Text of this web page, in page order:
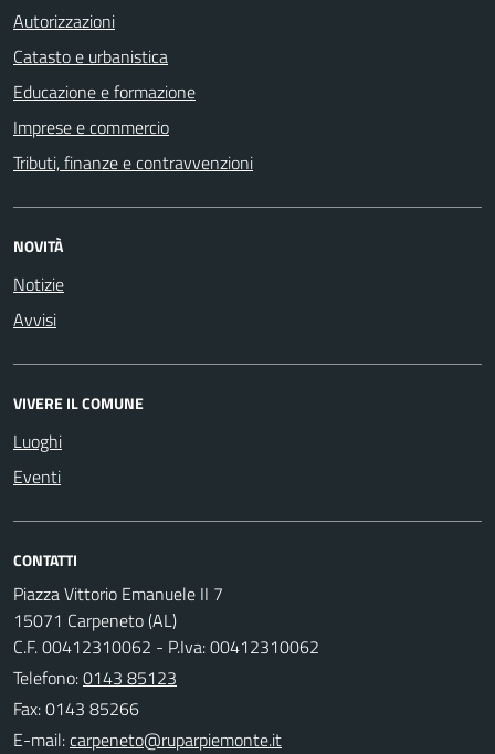
Autorizzazioni
Catasto e urbanistica
Educazione e formazione
Imprese e commercio
Tributi, finanze e contravvenzioni
NOVITÀ
Notizie
Avvisi
VIVERE IL COMUNE
Luoghi
Eventi
CONTATTI
Piazza Vittorio Emanuele II 7
15071 Carpeneto (AL)
C.F. 00412310062 - P.Iva: 00412310062
Telefono:0143 85123
Fax: 0143 85266
E-mail: